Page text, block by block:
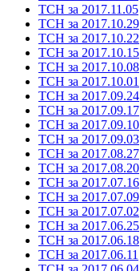
ТСН за 2017.11.05
ТСН за 2017.10.29
ТСН за 2017.10.22
ТСН за 2017.10.15
ТСН за 2017.10.08
ТСН за 2017.10.01
ТСН за 2017.09.24
ТСН за 2017.09.17
ТСН за 2017.09.10
ТСН за 2017.09.03
ТСН за 2017.08.27
ТСН за 2017.08.20
ТСН за 2017.07.16
ТСН за 2017.07.09
ТСН за 2017.07.02
ТСН за 2017.06.25
ТСН за 2017.06.18
ТСН за 2017.06.11